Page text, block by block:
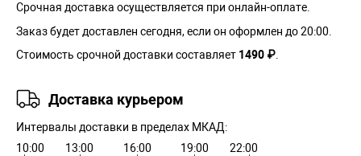
Срочная доставка осуществляется при онлайн-оплате.
Заказ будет доставлен сегодня, если он оформлен до 20:00.
Стоимость срочной доставки составляет 1490 ₽.
Доставка курьером
Интервалы доставки в пределах МКАД:
10:00
13:00 16:00 19:00 22:00